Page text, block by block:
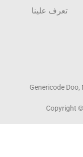
تعرف علينا
Genericode
Copyright